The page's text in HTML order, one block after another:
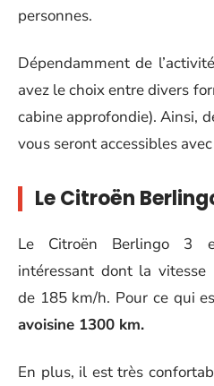
personnes.
Dépendamment de
avez le choix entre divers
cabine approfondie). Ainsi,
vous seront accessibles
Le Citroën
Le Citroën Berlingo 3
intéressant dont la
de 185 km/h. Pour ce qui
avoisine 1300 km.
En plus, il est très